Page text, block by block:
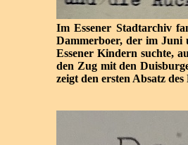
Im Essener Stadtarchiv
Dammerboer, der im
Essener Kindern suchte,
den Zug mit den
zeigt den ersten Absatz